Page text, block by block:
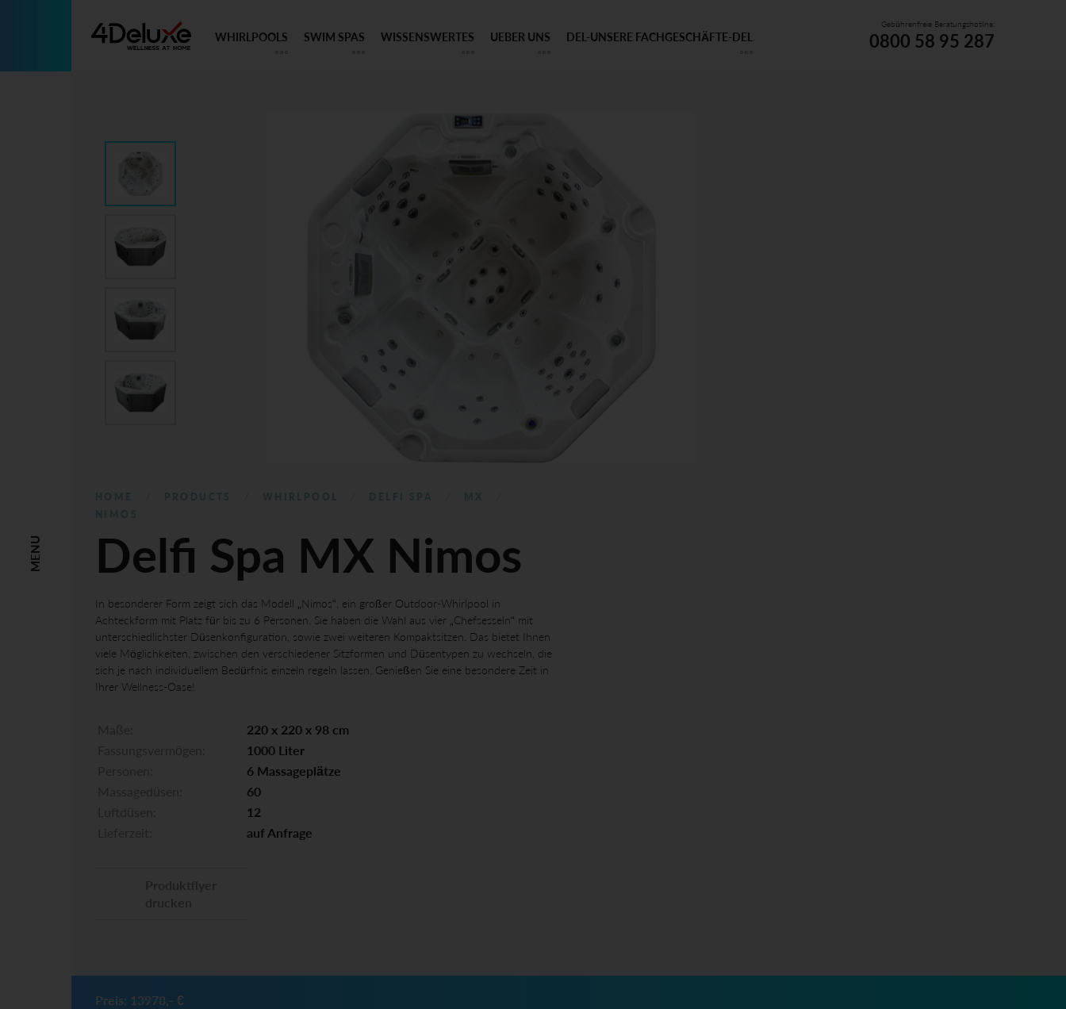
WHIRLPOOLS SWIM SPAS WISSENSWERTES UEBER UNS DEL-UNSERE FACHGESCHÄFTE-DEL
Gebührenfreie Beratungshotline:
0800 58 95 287
MENU Delfi Spa MX Nimos
In besonderer Form zeigt sich das Modell „Nimos“, ein großer Outdoor-Whirlpool in
Achteckform mit Platz für bis zu 6 Personen. Sie haben die Wahl aus vier „Chefsesseln“ mit
unterschiedlichster Düsenkonfiguration, sowie zwei weiteren Kompaktsitzen. Das bietet Ihnen
viele Möglichkeiten, zwischen den verschiedener Sitzformen und Düsentypen zu wechseln, die
sich je nach individuellem Bedürfnis einzeln regeln lassen. Genießen Sie eine besondere Zeit in
Ihrer Wellness-Oase!
220 x 220 x 98 cm
1000 Liter
6 Massageplätze
60
12
auf Anfrage
Preis: 13978,- €